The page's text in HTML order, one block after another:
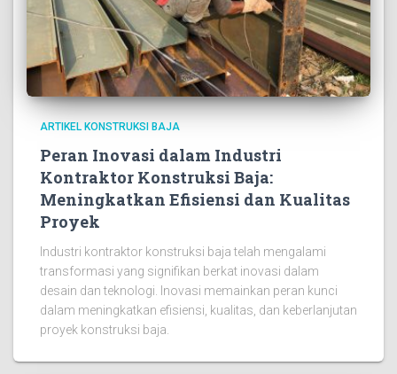
ARTIKEL KONSTRUKSI BAJA
Peran Inovasi dalam Industri
Kontraktor Konstruksi Baja:
Meningkatkan Efisiensi dan Kualitas
Proyek
Industri kontraktor konstruksi baja telah mengalami
transformasi yang signifikan berkat inovasi dalam
desain dan teknologi. Inovasi memainkan peran kunci
dalam meningkatkan efisiensi, kualitas, dan keberlanjutan
proyek konstruksi baja.